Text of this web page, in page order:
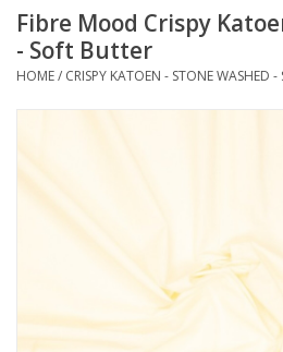
Fournituren
Patronen
Fibre Mood Crispy
- Soft Butter
HOME/ CRISPY KATOEN - STONE WASHED -